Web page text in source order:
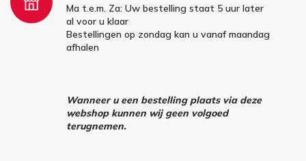
Ma t.e.m. Za: Uw bestelling staat 5 uur later
al voor u klaar
Bestellingen op zondag kan u vanaf maandag
afhalen
Wanneer u een bestelling plaats via deze
webshop kunnen wij geen volgoed
terugnemen.